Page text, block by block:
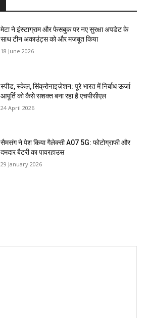
मेटा ने इंस्टाग्राम और फेसबुक पर नए सुरक्षा अपडेट के
साथ टीन अकाउंट्स को और मजबूत किया
18 June 2026
स्पीड, स्केल, सिंक्रोनाइज़ेशन: पूरे भारत में निर्बाध ऊर्जा
आपूर्ति को कैसे सशक्त बना रहा है एचपीसीएल
24 April 2026
सैमसंग ने पेश किया गैलेक्सी A07 5G: फोटोग्राफी और
दमदार बैटरी का पावरहाउस
29 January 2026